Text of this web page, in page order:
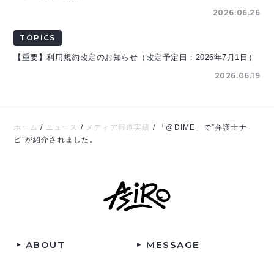
2026.06.26
TOPICS
【重要】利用規約改定のお知らせ（改定予定日：2026年7月1日）
2026.06.19
ホーム / ニュース / メディア報道実績 /
「@DIME」で”弁護士ナ
ビ”が紹介されました。
ABOUT MESSAGE